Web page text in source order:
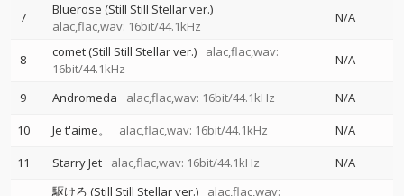
7
Bluerose (Still Still Stellar ver.)
alac,flac,wav: 16bit/44.1kHz
N/A
8 comet (Still Still Stellar ver.)
alac,flac,wav:
16bit/44.1kHz
N/A
9 Andromeda alac,flac,wav: 16bit/44.1kHz
N/A
10
Je t'aime。 alac,flac,wav: 16bit/44.1kHz
N/A
11
Starry Jet alac,flac,wav: 16bit/44.1kHz N/A
駆けろ (Still Still Stellar ver.)
alac,flac,wav: